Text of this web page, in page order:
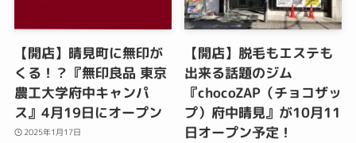
【開店】晴見町に無印が
くる！？『無印良品 東京
農工大学府中キャンパ
ス』4月19日にオープン
2025年1月17日
【開店】脱毛もエステも
出来る話題のジム
『chocoZAP（チョコザッ
プ）府中晴見』が10月11
日オープン予定！